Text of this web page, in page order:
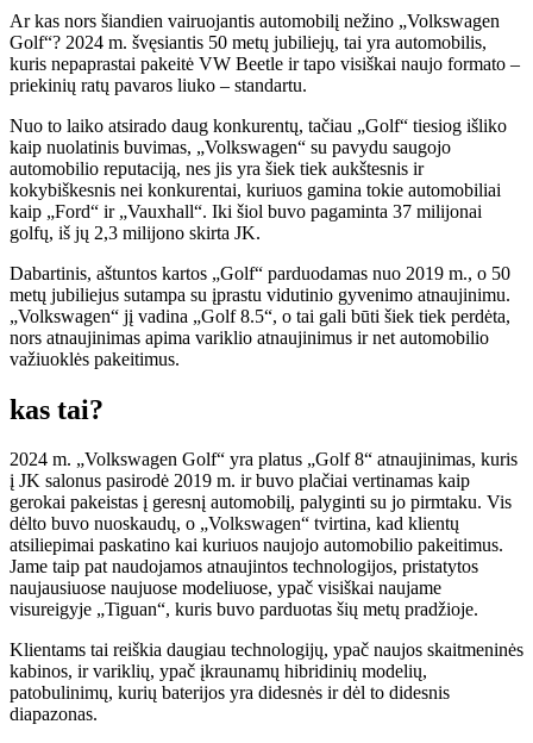
Ar kas nors šiandien vairuojantis automobilį nežino „Volkswagen
Golf“? 2024 m. švęsiantis 50 metų jubiliejų, tai yra automobilis,
kuris nepaprastai pakeitė VW Beetle ir tapo visiškai naujo formato –
priekinių ratų pavaros liuko – standartu.
Nuo to laiko atsirado daug konkurentų, tačiau „Golf“ tiesiog išliko
kaip nuolatinis buvimas, „Volkswagen“ su pavydu saugojo
automobilio reputaciją, nes jis yra šiek tiek aukštesnis ir
kokybiškesnis nei konkurentai, kuriuos gamina tokie automobiliai
kaip „Ford“ ir „Vauxhall“. Iki šiol buvo pagaminta 37 milijonai
golfų, iš jų 2,3 milijono skirta JK.
Dabartinis, aštuntos kartos „Golf“ parduodamas nuo 2019 m., o 50
metų jubiliejus sutampa su įprastu vidutinio gyvenimo atnaujinimu.
„Volkswagen“ jį vadina „Golf 8.5“, o tai gali būti šiek tiek perdėta,
nors atnaujinimas apima variklio atnaujinimus ir net automobilio
važiuoklės pakeitimus.
kas tai?
2024 m. „Volkswagen Golf“ yra platus „Golf 8“ atnaujinimas, kuris
į JK salonus pasirodė 2019 m. ir buvo plačiai vertinamas kaip
gerokai pakeistas į geresnį automobilį, palyginti su jo pirmtaku. Vis
dėlto buvo nuoskaudų, o „Volkswagen“ tvirtina, kad klientų
atsiliepimai paskatino kai kuriuos naujojo automobilio pakeitimus.
Jame taip pat naudojamos atnaujintos technologijos, pristatytos
naujausiuose naujuose modeliuose, ypač visiškai naujame
visureigyje „Tiguan“, kuris buvo parduotas šių metų pradžioje.
Klientams tai reiškia daugiau technologijų, ypač naujos skaitmeninės
kabinos, ir variklių, ypač įkraunamų hibridinių modelių,
patobulinimų, kurių baterijos yra didesnės ir dėl to didesnis
diapazonas.